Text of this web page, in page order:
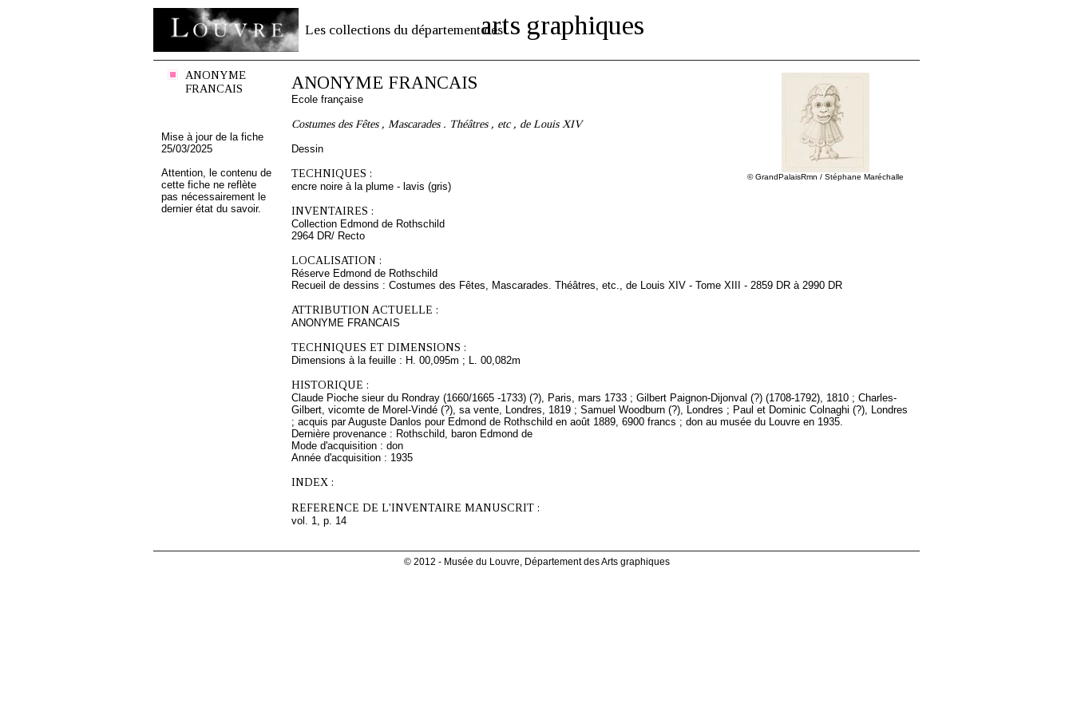
Les collections du département desarts graphiques
ANONYME
FRANCAIS
Mise à jour de la fiche
25/03/2025
Attention, le contenu de
cette fiche ne reflète
pas nécessairement le
dernier état du savoir.
© GrandPalaisRmn / Stéphane Maréchalle
ANONYME FRANCAIS
Ecole française
Costumes des Fêtes , Mascarades . Théâtres , etc , de Louis XIV
Dessin
TECHNIQUES :
encre noire à la plume - lavis (gris)
INVENTAIRES :
Collection Edmond de Rothschild
2964 DR/ Recto
LOCALISATION :
Réserve Edmond de Rothschild
Recueil de dessins : Costumes des Fêtes, Mascarades. Théâtres, etc., de Louis XIV - Tome XIII - 2859 DR à 2990 DR
ATTRIBUTION ACTUELLE :
ANONYME FRANCAIS
TECHNIQUES ET DIMENSIONS :
Dimensions à la feuille : H. 00,095m ; L. 00,082m
HISTORIQUE :
Claude Pioche sieur du Rondray (1660/1665 -1733) (?), Paris, mars 1733 ; Gilbert Paignon-Dijonval (?) (1708-1792), 1810 ; Charles-
Gilbert, vicomte de Morel-Vindé (?), sa vente, Londres, 1819 ; Samuel Woodburn (?), Londres ; Paul et Dominic Colnaghi (?), Londres
; acquis par Auguste Danlos pour Edmond de Rothschild en août 1889, 6900 francs ; don au musée du Louvre en 1935.
Dernière provenance : Rothschild, baron Edmond de
Mode d'acquisition : don
Année d'acquisition : 1935
INDEX :
REFERENCE DE L'INVENTAIRE MANUSCRIT :
vol. 1, p. 14
© 2012 - Musée du Louvre, Département des Arts graphiques